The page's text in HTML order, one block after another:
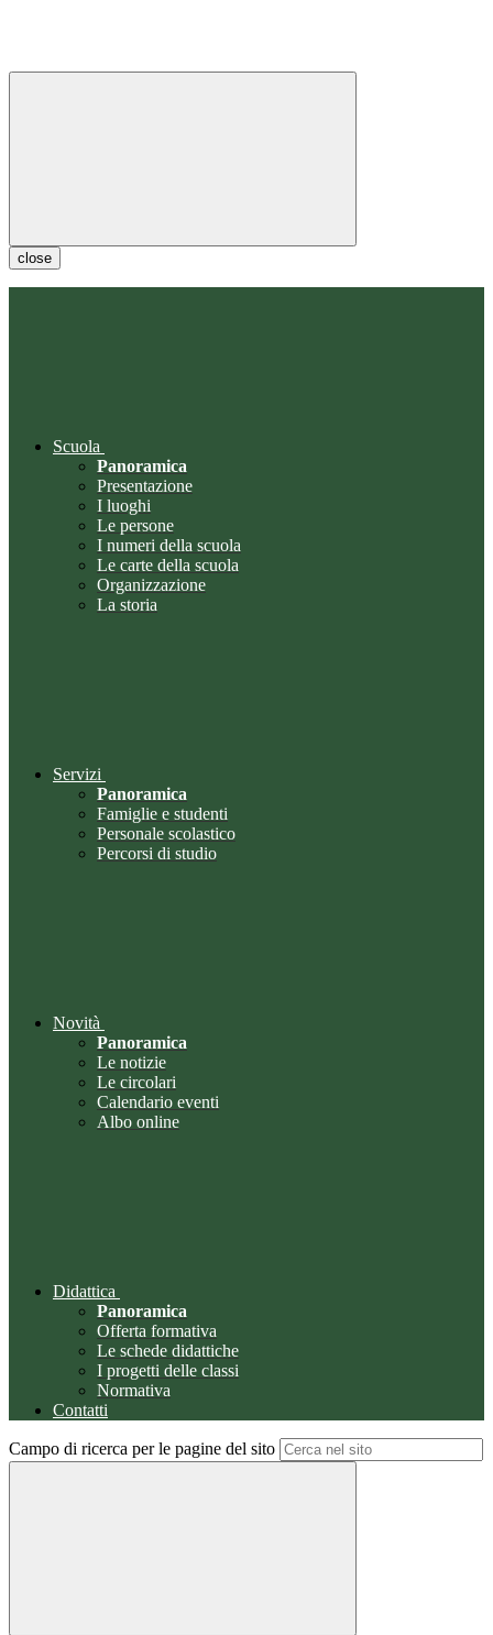
close
Scuola
Panoramica
Presentazione
I luoghi
Le persone
I numeri della scuola
Le carte della scuola
Organizzazione
La storia
Servizi
Panoramica
Famiglie e studenti
Personale scolastico
Percorsi di studio
Novità
Panoramica
Le notizie
Le circolari
Calendario eventi
Albo online
Didattica
Panoramica
Offerta formativa
Le schede didattiche
I progetti delle classi
Normativa
Contatti
Campo di ricerca per le pagine del sito